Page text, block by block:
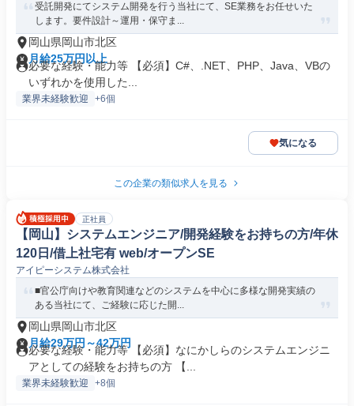
受託開発にてシステム開発を行う当社にて、SE業務をお任せいた
します。要件設計～運用・保守ま...
岡山県岡山市北区
月給25万円以上
必要な経験・能力等 【必須】C#、.NET、PHP、Java、VBの
いずれかを使用した...
業界未経験歓迎 +6個
気になる
この企業の類似求人を見る
正社員
【岡山】システムエンジニア/開発経験をお持ちの方/年休
120日/借上社宅有 web/オープンSE
アイピーシステム株式会社
■官公庁向けや教育関連などのシステムを中心に多様な開発実績の
ある当社にて、ご経験に応じた開...
岡山県岡山市北区
月給29万円～42万円
必要な経験・能力等 【必須】なにかしらのシステムエンジニ
アとしての経験をお持ちの方 【...
業界未経験歓迎 +8個